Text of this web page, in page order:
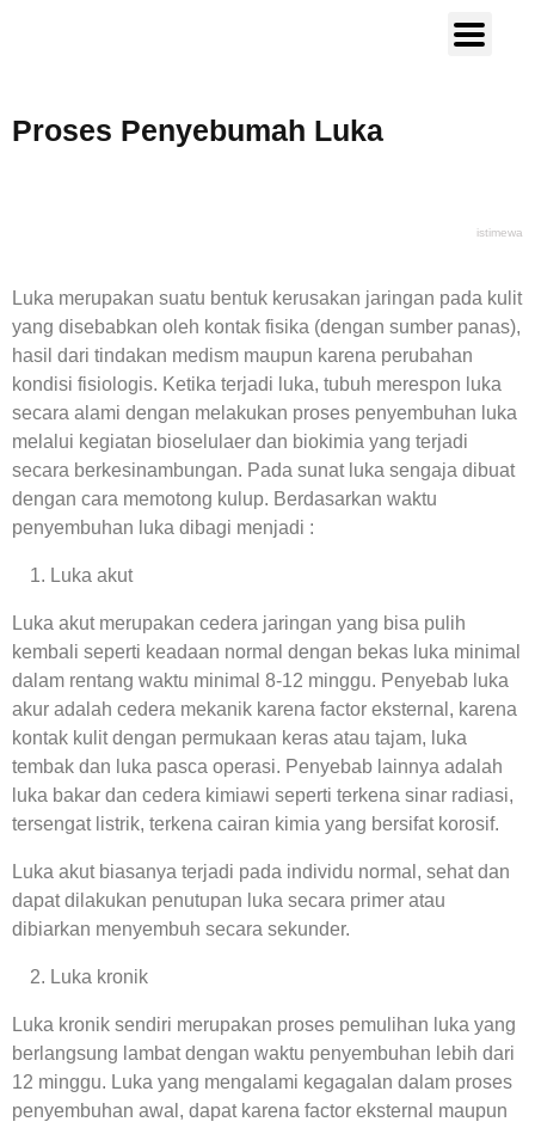
Proses Penyebumah Luka
istimewa
Luka merupakan suatu bentuk kerusakan jaringan pada kulit
yang disebabkan oleh kontak fisika (dengan sumber panas),
hasil dari tindakan medism maupun karena perubahan
kondisi fisiologis. Ketika terjadi luka, tubuh merespon luka
secara alami dengan melakukan proses penyembuhan luka
melalui kegiatan bioselulaer dan biokimia yang terjadi
secara berkesinambungan. Pada sunat luka sengaja dibuat
dengan cara memotong kulup. Berdasarkan waktu
penyembuhan luka dibagi menjadi :
Luka akut
Luka akut merupakan cedera jaringan yang bisa pulih
kembali seperti keadaan normal dengan bekas luka minimal
dalam rentang waktu minimal 8-12 minggu. Penyebab luka
akur adalah cedera mekanik karena factor eksternal, karena
kontak kulit dengan permukaan keras atau tajam, luka
tembak dan luka pasca operasi. Penyebab lainnya adalah
luka bakar dan cedera kimiawi seperti terkena sinar radiasi,
tersengat listrik, terkena cairan kimia yang bersifat korosif.
Luka akut biasanya terjadi pada individu normal, sehat dan
dapat dilakukan penutupan luka secara primer atau
dibiarkan menyembuh secara sekunder.
Luka kronik
Luka kronik sendiri merupakan proses pemulihan luka yang
berlangsung lambat dengan waktu penyembuhan lebih dari
12 minggu. Luka yang mengalami kegagalan dalam proses
penyembuhan awal, dapat karena factor eksternal maupun